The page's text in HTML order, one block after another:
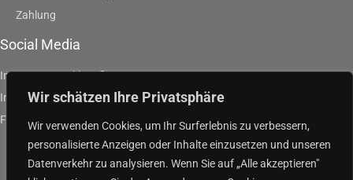
Wir schätzen Ihre Privatsphäre
Wir verwenden Cookies, um Ihr Surferlebnis zu verbessern,
personalisierte Anzeigen oder Inhalte einzusetzen und unseren
Datenverkehr zu analysieren. Wenn Sie auf „Alle akzeptieren"
Zahlung
Social Media
Instagram | artklausfliege
Instagram | artpurpleandgreen
Facebook | Klaus Fliege